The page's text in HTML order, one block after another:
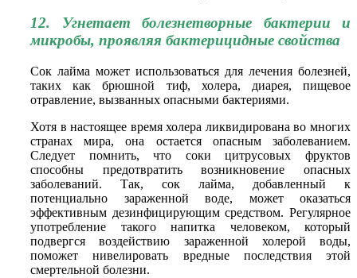
12. Угнетает болезнетворные бактерии и
микробы, проявляя бактерицидные свойства
Сок лайма может использоваться для лечения болезней,
таких как брюшной тиф, холера, диарея, пищевое
отравление, вызванных опасными бактериями.
Хотя в настоящее время холера ликвидирована во многих
странах мира, она остается опасным заболеванием.
Следует помнить, что соки цитрусовых фруктов
способны предотвратить возникновение опасных
заболеваний. Так, сок лайма, добавленный к
потенциально зараженной воде, может оказаться
эффективным дезинфицирующим средством. Регулярное
употребление такого напитка человеком, который
подвергся воздействию зараженной холерой воды,
поможет нивелировать вредные последствия этой
смертельной болезни.